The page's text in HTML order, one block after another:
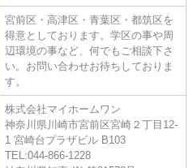
宮前区・高津区・青葉区・都筑区を
得意としております。学区の事や周
辺環境の事など、何でもご相談下さ
い。お問い合わせお待ちしておりま
す。
株式会社マイホームワン
神奈川県川崎市宮前区宮崎２丁目12-
1 宮崎台プラザビル B103
TEL:044-866-1228